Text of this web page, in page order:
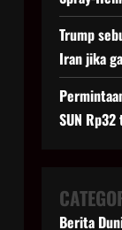
Trump
Iran jika
SUN
Berita